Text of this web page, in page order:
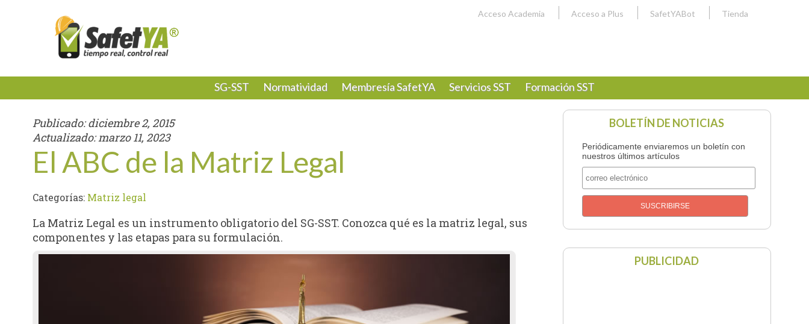
Acceso Academia Acceso a Plus SafetYABot Tienda
SG-SST Normatividad Membresía SafetYA Servicios SST Formación SST
Publicado:diciembre 2, 2015
Actualizado:marzo 11, 2023
El ABC de la Matriz Legal
Categorías: Matriz legal
La Matriz Legal es un instrumento obligatorio del SG-SST. Conozca qué es la matriz legal, sus
componentes y las etapas para su formulación.
BOLETÍN DE NOTICIAS
Periódicamente enviaremos un boletín con
nuestros últimos artículos
PUBLICIDAD